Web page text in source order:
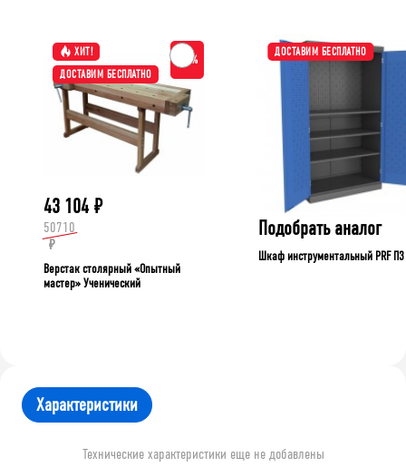
ХИТ!
ДОСТАВИМ БЕСПЛАТНО
-15%
43 104 ₽
50710
₽
Верстак столярный «Опытный
мастер» Ученический
ДОСТАВИМ БЕСПЛАТНО
Подобрать аналог
Шкаф инструментальный PRF П3
Характеристики
Технические характеристики еще не добавлены